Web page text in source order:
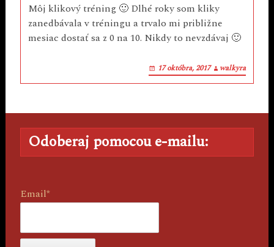
Môj klikový tréning 🙂 Dlhé roky som kliky
zanedbávala v tréningu a trvalo mi približne
mesiac dostať sa z 0 na 10. Nikdy to nevzdávaj 🙂
17 októbra, 2017 walkyra
Odoberaj pomocou e-mailu:
Email*